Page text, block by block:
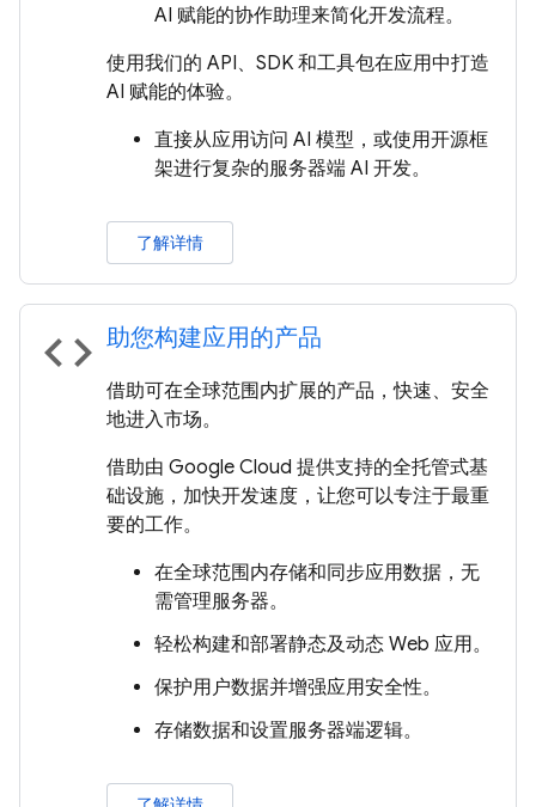
AI 赋能的协作助理来简化开发流程。
使用我们的 API、SDK 和工具包在应用中打造
AI 赋能的体验。
直接从应用访问 AI 模型，或使用开源框
架进行复杂的服务器端 AI 开发。
了解详情
code 助您构建应用的产品
借助可在全球范围内扩展的产品，快速、安全
地进入市场。
借助由 Google Cloud 提供支持的全托管式基
础设施，加快开发速度，让您可以专注于最重
要的工作。
在全球范围内存储和同步应用数据，无
需管理服务器。
轻松构建和部署静态及动态 Web 应用。
保护用户数据并增强应用安全性。
存储数据和设置服务器端逻辑。